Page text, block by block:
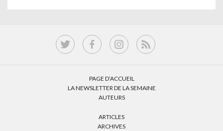
PAGE D’ACCUEIL
LA NEWSLETTER DE LA SEMAINE
AUTEURS
ARTICLES
ARCHIVES